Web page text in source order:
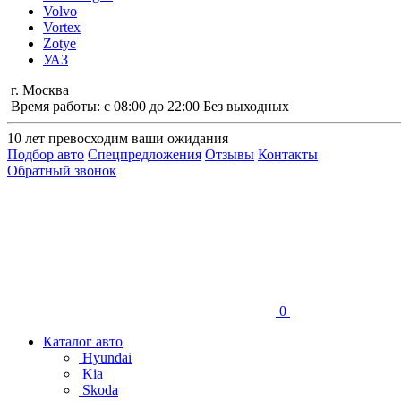
Volvo
Vortex
Zotye
УАЗ
г. Москва
Время работы: с 08:00 до 22:00 Без выходных
10 лет превосходим ваши ожидания
Подбор авто Спецпредложения Отзывы Контакты
Обратный звонок
0
Каталог авто
Hyundai
Kia
Skoda